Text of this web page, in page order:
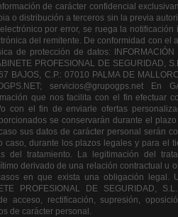
de carácter confidencial
o distribución a terceros sin la previa
por error, se ruega la
del remitente. De conformidad con el
de protección de datos: INFORMACIÓN
PROFESIONAL DE SEGURIDAD,
BAJOS, C.P.: 07010 PALMA DE
servicios@grupogps.net En
que nos facilita con el fin efectuar
con el fin de enviarle ofertas
se conservarán durante el
sus datos de carácter personal serán
caso, durante los plazos legales y para el
del tratamiento. La legitimación del
derivado de una relación contractual u
en que exista una obligación legal.
PROFESIONAL DE SEGURIDAD,
acceso, rectificación, supresión,
de carácter personal.